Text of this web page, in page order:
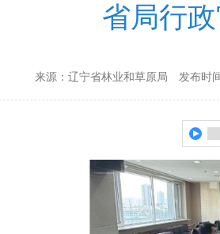
省局行
来源：辽宁省林业和草原局 发布时